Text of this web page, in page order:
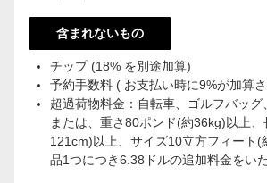
含まれないもの
チップ (18% を別途加算)
予約手数料 ( お支払い時に9%が加算
超過荷物料金：自転車、ゴルフバッグ
または、重さ80ポンド(約36kg)以上
121cm)以上、サイズ10立方フィート(
品1つにつき6.38ドルの追加料金をい